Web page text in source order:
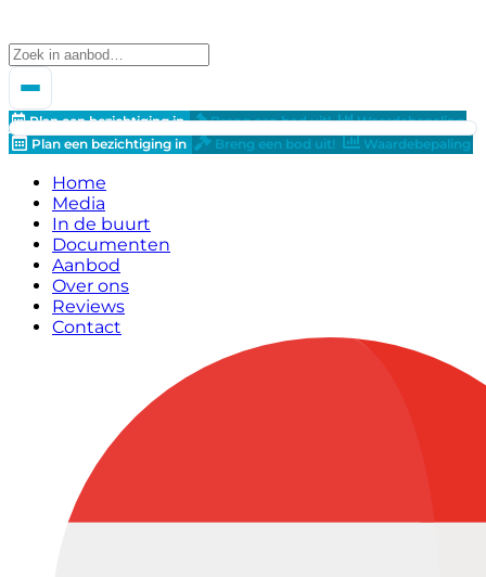
Plan een bezichtiging in Breng een bod uit!
Waardebepaling
Plan een bezichtiging in
Breng een bod uit! Waardebepaling
Home
Media
In de buurt
Documenten
Aanbod
Over ons
Reviews
Contact